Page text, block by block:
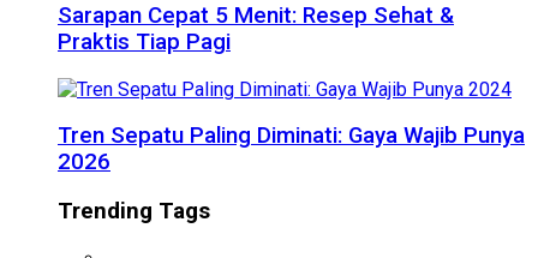
Sarapan Cepat 5 Menit: Resep Sehat &
Praktis Tiap Pagi
Tren Sepatu Paling Diminati: Gaya Wajib Punya
2026
Trending Tags